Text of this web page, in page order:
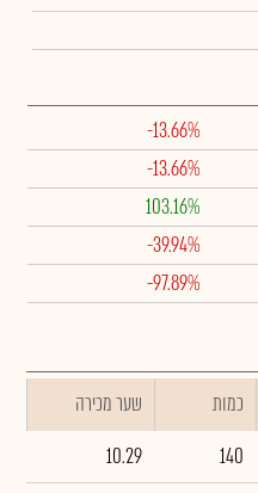
-13.66%
-13.66%
103.16%
-39.94%
-97.89%
כמות
שער מכירה
140
10.29